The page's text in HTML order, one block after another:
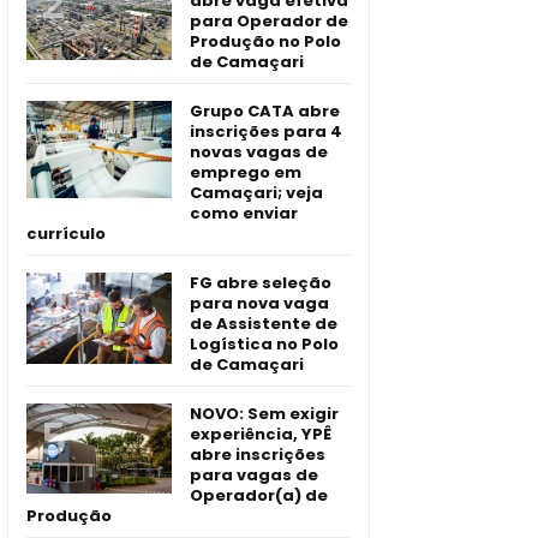
para Operador de
Produção no Polo
de Camaçari
Grupo CATA abre
inscrições para 4
novas vagas de
emprego em
Camaçari; veja
como enviar
currículo
FG abre seleção
para nova vaga
de Assistente de
Logística no Polo
de Camaçari
NOVO: Sem exigir
experiência, YPÊ
abre inscrições
para vagas de
Operador(a) de
Produção